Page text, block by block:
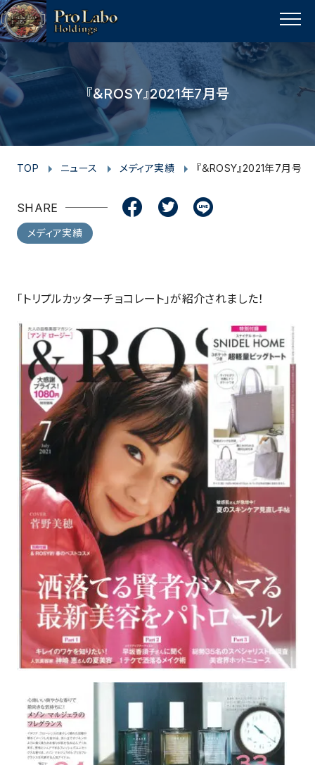
MENU
『＆ROSY』2021年7月号
TOP ニュース メディア実績 『＆ROSY』2021年7月号
SHARE
c
e
b
o
o
k
i
t
t
e
n
e
メディア実績
「トリプルカッターチョコレート」が紹介されました！
p
a
g
e
t
o
p
s
t
a
g
r
a
m
c
e
b
o
k
i
t
t
e
r
u
t
u
e